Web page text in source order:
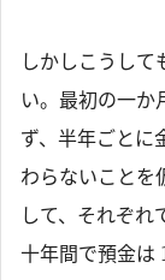
しかしこうして
い。最初の一か
ず、半年ごとに
わらないことを
して、それぞれ
十年間で預金は